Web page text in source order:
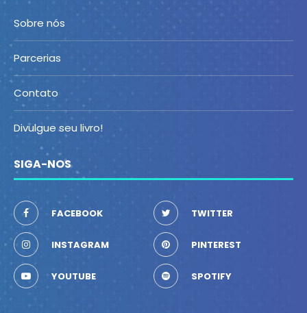
Sobre nós
Parcerias
Contato
Divulgue seu livro!
SIGA-NOS
FACEBOOK TWITTER
INSTAGRAM PINTEREST
YOUTUBE SPOTIFY